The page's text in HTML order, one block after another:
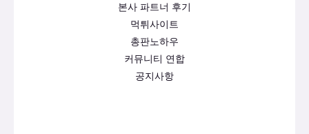
본사 파트너 후기
먹튀사이트
총판노하우
커뮤니티 연합
공지사항